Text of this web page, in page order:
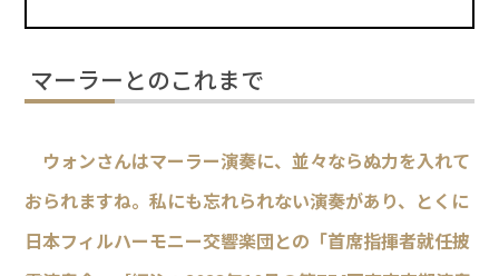
マーラーとのこれまで
ウォンさんはマーラー演奏に、並々ならぬ力を入れて
おられますね。私にも忘れられない演奏があり、とくに
日本フィルハーモニー交響楽団との「首席指揮者就任披